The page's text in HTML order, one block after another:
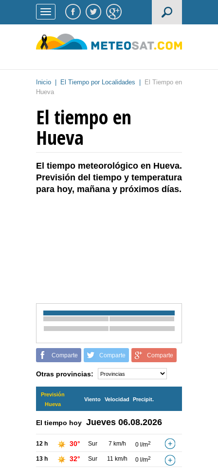
Inicio El Tiempo por Localidades
El Tiempo en
Hueva
El tiempo en
Hueva
El tiempo meteorológico en Hueva.
Previsión del tiempo y temperatura
para hoy, mañana y próximos días.
Comparte Comparte Comparte
Otras provincias:
Previsión
Hueva
Viento Velocidad Precipit.
El tiempo hoy Jueves 06.08.2026
12 h 30° Sur 7 km/h 0 l/m2
13 h 32° Sur 11 km/h 0 l/m2